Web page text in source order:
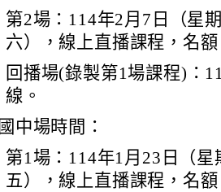
第2場：114年2月7日（星
六），線上直播課程，名
回播場(錄製第1場課程)：
線。
國中場時間：
第1場：114年1月23日（
五），線上直播課程，名